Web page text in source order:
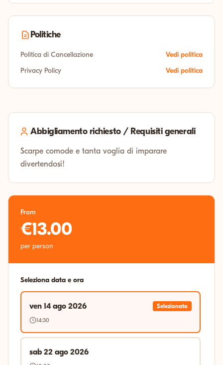
Politiche
Politica di Cancellazione
Vedi politica
Privacy Policy
Vedi politica
Abbigliamento richiesto / Requisiti generali
Scarpe comode e tanta voglia di imparare
divertendosi!
From
€13.00
per person
Seleziona data e ora
ven 14 ago 2026
Selezionato
14:30
sab 22 ago 2026